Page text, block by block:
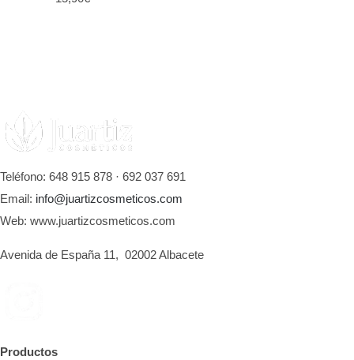
Teléfono: 648 915 878 · 692 037 691
Email: info@juartizcosmeticos.com
Web: www.juartizcosmeticos.com
Avenida de España 11, 02002 Albacete
Productos